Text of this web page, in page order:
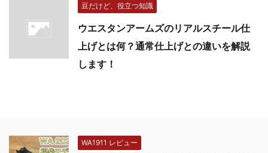
豆だけど、役立つ知識
ウエスタンアームズのリアルスチール仕
上げとは何？通常仕上げとの違いを解説
します！
WA1911 レビュー